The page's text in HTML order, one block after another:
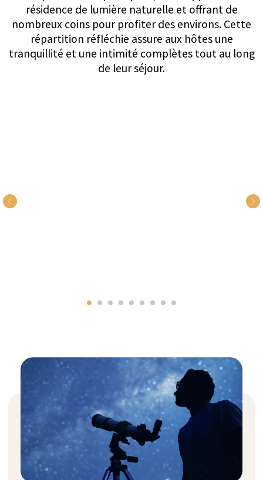
ENVOYER UNE DEMANDE
POSER UNE
QUESTION
répondons sans effort à chaque demande, quelle
Votre villa sera toujours maintenue dans un état
impeccable par notre équipe de nettoyage
chaleureuse et attentive, disponible tout au long
de votre séjour. Au-delà du nettoyage quotidien,
du lavage et du repassage, ils sont également
équipés pour gérer des services spécialisés comme
le cirage de chaussures et la gestion de votre
nettoyage à sec. Pour une facilité ultime, ils
proposent un service de déballage et d'emballage,
assurant que votre temps passé avec nous soit
aussi simple que possible.